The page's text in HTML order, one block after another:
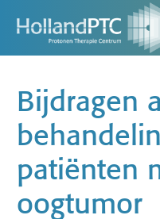
Bijdragen
patiënten
oogtumor